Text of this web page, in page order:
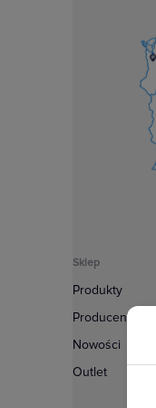
Sklep
Produkty
Producenci
Nowości
Outlet